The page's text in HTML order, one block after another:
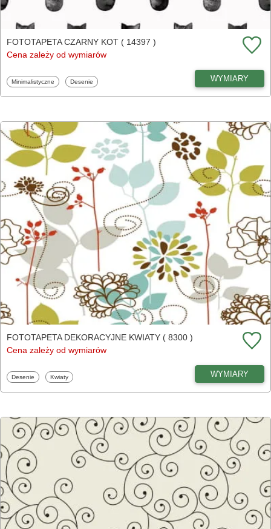
FOTOTAPETA CZARNY KOT ( 14397 )
Cena zależy od wymiarów
Fototapety
Minimalistyczne Fototapety
Desenie WYMIARY
FOTOTAPETA DEKORACYJNE KWIATY ( 8300 )
Cena zależy od wymiarów
Fototapety
Desenie Fototapety
Kwiaty WYMIARY